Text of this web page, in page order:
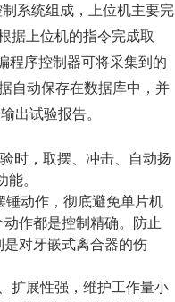
系统组成，上位机主要完
据上位机的指令完成取
程序控制器可将采集到的
自动保存在数据库中，并
出试验报告。
时，取摆、冲击、自动扬
。
锤动作，彻底避免单片机
作都是控制精确。防止
对牙嵌式离合器的伤
扩展性强，维护工作量小